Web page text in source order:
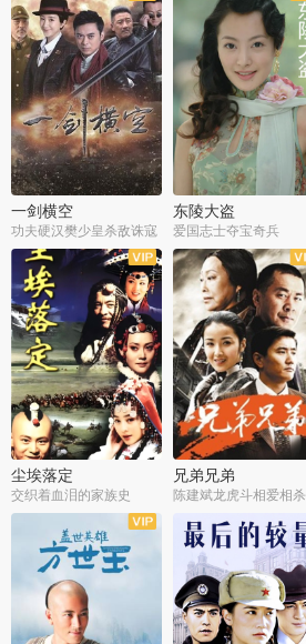
一剑横空
功夫硬汉樊少皇杀敌诛寇
东陵大盗
爱国志士夺宝奇兵
全25集
尘埃落定
交织着血泪的家族史
全50集
兄弟兄弟
陈建斌龙虎斗相爱相杀
全36集
全28集